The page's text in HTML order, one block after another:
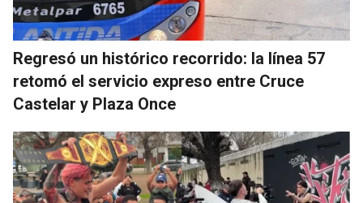
Regresó un histórico recorrido: la línea 57
retomó el servicio expreso entre Cruce
Castelar y Plaza Once